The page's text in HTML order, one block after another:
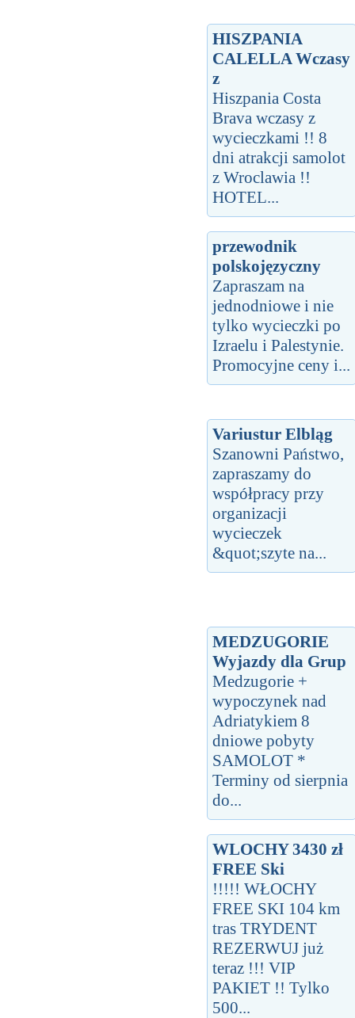
HISZPANIA
CALELLA Wczasy
z
Hiszpania Costa
Brava wczasy z
wycieczkami !! 8
dni atrakcji samolot
z Wroclawia !!
HOTEL...
przewodnik
polskojęzyczny
Zapraszam na
jednodniowe i nie
tylko wycieczki po
Izraelu i Palestynie.
Promocyjne ceny i...
Variustur Elbląg
Szanowni Państwo,
zapraszamy do
współpracy przy
organizacji
wycieczek
&quot;szyte na...
MEDZUGORIE
Wyjazdy dla Grup
Medzugorie +
wypoczynek nad
Adriatykiem 8
dniowe pobyty
SAMOLOT *
Terminy od sierpnia
do...
WLOCHY 3430 zł
FREE Ski
!!!!! WŁOCHY
FREE SKI 104 km
tras TRYDENT
REZERWUJ już
teraz !!! VIP
PAKIET !! Tylko
500...